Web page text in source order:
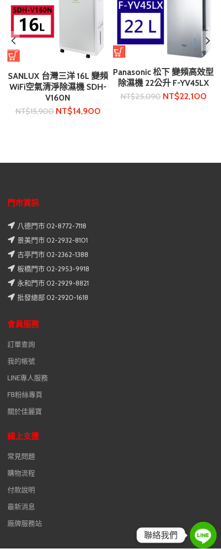
SANLUX 台灣三洋 16L 變頻
WiFi空氣清淨除濕機 SDH-
V160N
NT$15,900 NT$14,900
Panasonic 松下 變頻高效型
除濕機 22公升 F-YV45LX
NT$25,090 NT$22,100
門市資訊
八德門市 02-8772-7118
景美門市 02-2932-8101
古亭門市 02-2362-1388
板橋門市 02-2953-9918
永和門市 02-2929-8821
批發總部 02-2920-1618
會員服務
訂單查詢
我的帳號
LINE專人服務
FB粉絲專頁
關於佳麗寶
線上支援
常見問題
購物流程
付款說明
最新消息
廠牌服務站
聯絡我們